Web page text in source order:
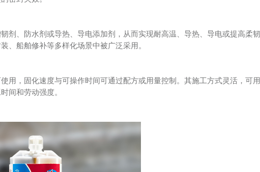
剂、防水剂或导热、导电添加剂，从而实现耐高温、导热、导电或提高柔韧
、船舶修补等多样化场景中被广泛采用。
用，固化速度与可操作时间可通过配方或用量控制。其施工方式灵活，可用
间和劳动强度。